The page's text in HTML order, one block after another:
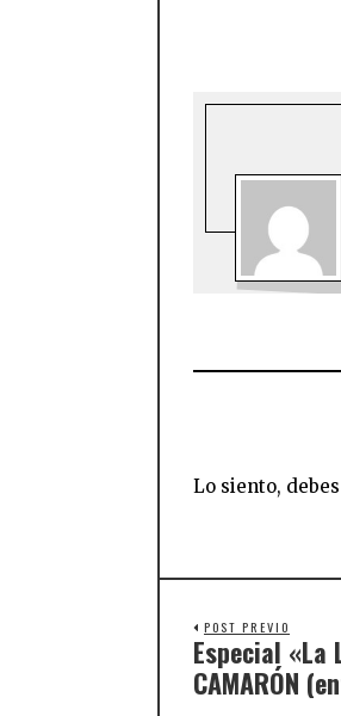
Lo siento,
POST PREVIO
Especial «La
CAMARÓN